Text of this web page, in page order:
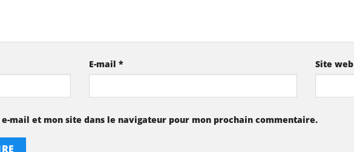
E-mail* Site web
mail et mon site dans le navigateur pour mon prochain commentaire.